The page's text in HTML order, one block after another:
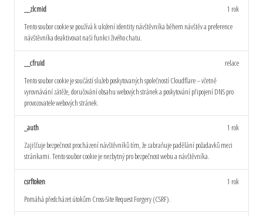
__zlcmid
Tento soubor cookie se používá k uložení identity návštěvníka během návštěv a preference
návštěvníka deaktivovat naši funkci živého chatu.
1 rok
__cfruid
Tento soubor cookie je součástí služeb poskytovaných společností Cloudflare – včetně
vyrovnávání zátěže, doručování obsahu webových stránek a poskytování připojení DNS pro
provozovatele webových stránek.
relace
_auth
Zajišťuje bezpečnost procházení návštěvníků tím, že zabraňuje padělání požadavků mezi
stránkami. Tento soubor cookie je nezbytný pro bezpečnost webu a návštěvníka.
1 rok
csrftoken
Pomáhá předcházet útokům Cross-Site Request Forgery (CSRF).
1 rok